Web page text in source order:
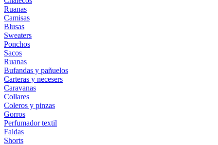
Ruanas
Camisas
Blusas
Sweaters
Ponchos
Sacos
Ruanas
Bufandas y pañuelos
Carteras y necesers
Caravanas
Collares
Coleros y pinzas
Gorros
Perfumador textil
Faldas
Shorts